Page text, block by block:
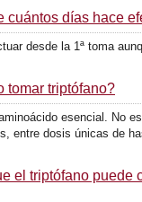
cuántos días hace
desde la 1ª toma
tomar triptófano?
esencial. No
entre dosis únicas de
el triptófano puede